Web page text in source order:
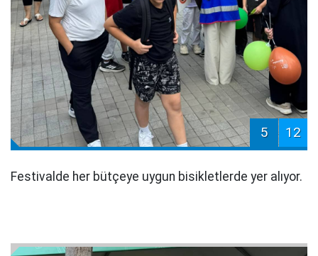
5 12
Festivalde her bütçeye uygun bisikletlerde yer alıyor.